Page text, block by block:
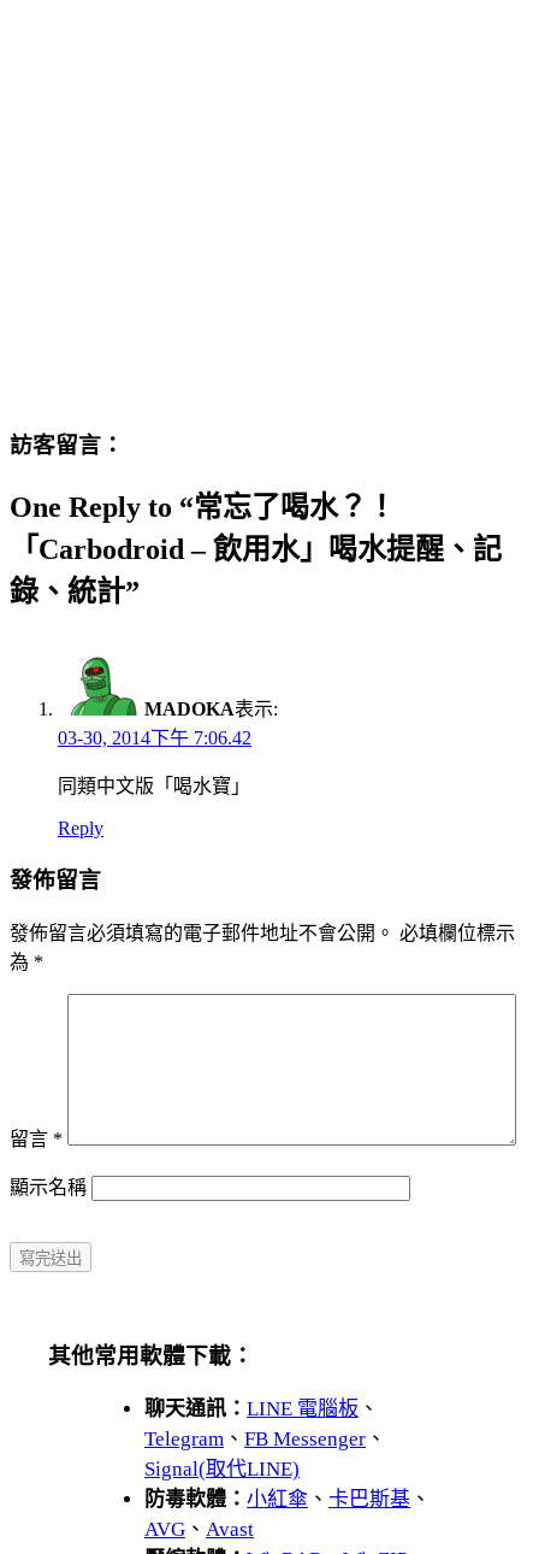
訪客留言：
One Reply to “常忘了喝水？！
「Carbodroid – 飲用水」喝水提醒、記
錄、統計”
MADOKA表示:
03-30, 2014下午 7:06.42
同類中文版「喝水寶」
Reply
發佈留言
發佈留言必須填寫的電子郵件地址不會公開。 必填欄位標示
為 *
留言 *
顯示名稱
其他常用軟體下載：
聊天通訊： LINE 電腦板 、
Telegram 、 FB Messenger 、
Signal(取代LINE)
防毒軟體： 小紅傘 、 卡巴斯基 、
AVG 、 Avast